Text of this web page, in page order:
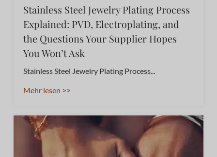
Stainless Steel Jewelry Plating Process
Explained: PVD, Electroplating, and
the Questions Your Supplier Hopes
You Won’t Ask
Stainless Steel Jewelry Plating Process...
Mehr lesen >>